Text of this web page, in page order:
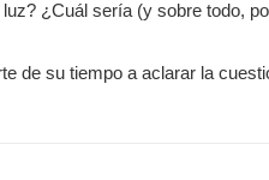
¿Cuál sería (y sobre todo,
de su tiempo a aclarar la